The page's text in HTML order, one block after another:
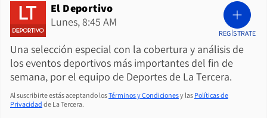
El Deportivo
Lunes, 8:45 AM
Una selección especial con la cobertura y análisis de
los eventos deportivos más importantes del fin de
semana, por el equipo de Deportes de La Tercera.
REGÍSTRATE
Al suscribirte estás aceptando losTérminos y Condicionesy las Políticas de
Privacidad de La Tercera.